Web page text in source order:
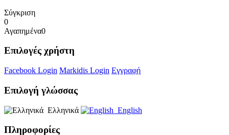
Σύγκριση
0
Αγαπημένα0
Επιλογές χρήστη
Facebook Login Markidis Login Εγγραφή
Επιλογή γλώσσας
Ελληνικά English
Πληροφορίες